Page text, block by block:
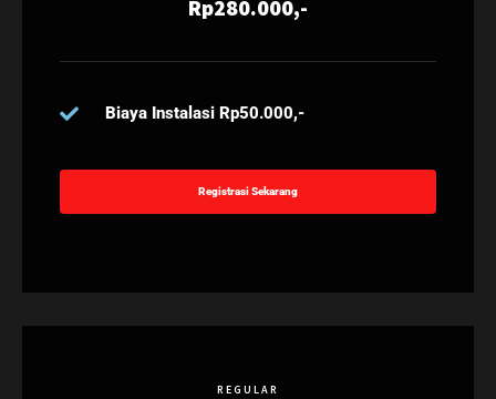
Rp280.000,-
Biaya Instalasi Rp50.000,-
Registrasi Sekarang
REGULAR